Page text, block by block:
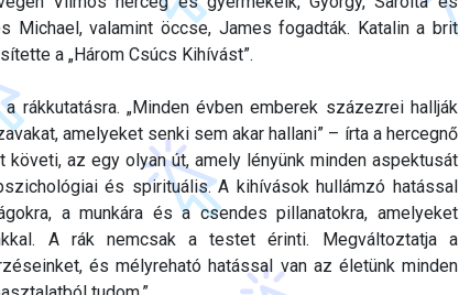
Michael, valamint öccse, James fogadták. Katalin a brit
a „Három Csúcs Kihívást”.
rákkutatásra. „Minden évben emberek százezrei hallják
amelyeket senki sem akar hallani” – írta a hercegnő
követi, az egy olyan út, amely lényünk minden aspektusát
és spirituális. A kihívások hullámzó hatással
a munkára és a csendes pillanatokra, amelyeket
A rák nemcsak a testet érinti. Megváltoztatja a
és mélyreható hatással van az életünk minden